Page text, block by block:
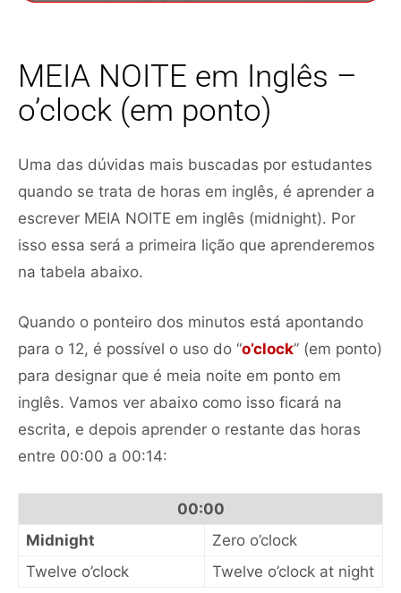
MEIA NOITE em Inglês –
o’clock (em ponto)
Uma das dúvidas mais buscadas por estudantes
quando se trata de horas em inglês, é aprender a
escrever MEIA NOITE em inglês (midnight). Por
isso essa será a primeira lição que aprenderemos
na tabela abaixo.
Quando o ponteiro dos minutos está apontando
para o 12, é possível o uso do “o’clock” (em ponto)
para designar que é meia noite em ponto em
inglês. Vamos ver abaixo como isso ficará na
escrita, e depois aprender o restante das horas
entre 00:00 a 00:14:
00:00
Midnight
Zero o’clock
Twelve o’clock
Twelve o’clock at night